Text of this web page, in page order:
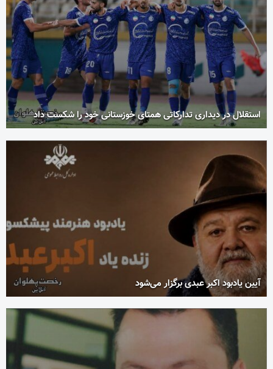
استقلال در دیداری تدارکاتی همتای خوزستانی خود را شکست داد
آیین یادبود اکبر عبدی برگزار می‌شود